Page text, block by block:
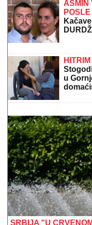
VERIO
"TUŽILA SAM BORU
svemu nakon izlaska
najveći folirant"
GA
Vezala